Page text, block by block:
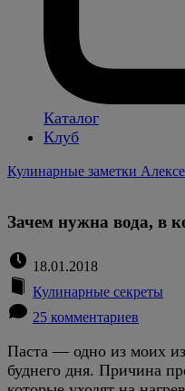
Каталог
Клуб
Кулинарные заметки
Зачем нужна вода, в
18.01.2018
Кулинарные секреты
25 комментариев
Паста — одно из моих
буднего дня. Причина